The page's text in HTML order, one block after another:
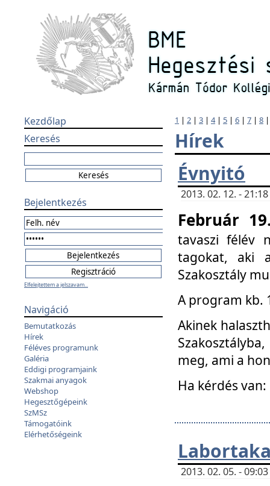
Kezdőlap
Keresés
Bejelentkezés
Elfelejtettem a jelszavam...
Navigáció
Bemutatkozás
Hírek
Féléves programunk
Galéria
Eddigi programjaink
Szakmai anyagok
Webshop
Hegesztőgépeink
SzMSz
Támogatóink
Elérhetőségeink
1 | 2 | 3 | 4| 5 | 6 | 7 | 8
Hírek
Évnyitó
2013. 02. 12. -
Február
tavaszi félév
tagokat, aki
Szakosztály
A program kb.
Akinek
meg, ami a
Ha kérdés
2013. 02. 05. -